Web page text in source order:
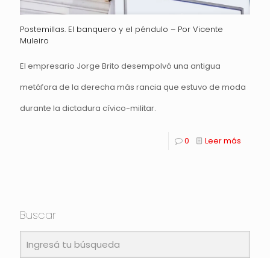
Postemillas. El banquero y el péndulo – Por Vicente
Muleiro
El empresario Jorge Brito desempolvó una antigua
metáfora de la derecha más rancia que estuvo de moda
durante la dictadura cívico-militar.
0 Leer más
Buscar